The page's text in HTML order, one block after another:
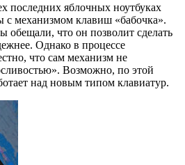
последних яблочных ноутбуках
с механизмом клавиш «бабочка».
обещали, что он позволит сделать
Однако в процессе
что сам механизм не
Возможно, по этой
над новым типом клавиатур.